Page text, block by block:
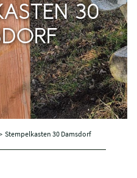
30
Stempelkasten 30 Damsdorf